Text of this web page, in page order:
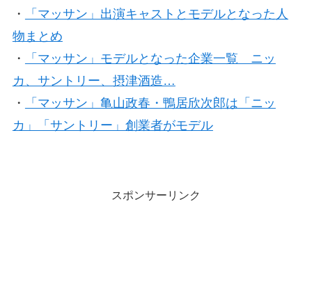
・
「マッサン」出演キャストとモデルとなった人
物まとめ
・
「マッサン」モデルとなった企業一覧 ニッ
カ、サントリー、摂津酒造…
・
「マッサン」亀山政春・鴨居欣次郎は「ニッ
カ」「サントリー」創業者がモデル
スポンサーリンク